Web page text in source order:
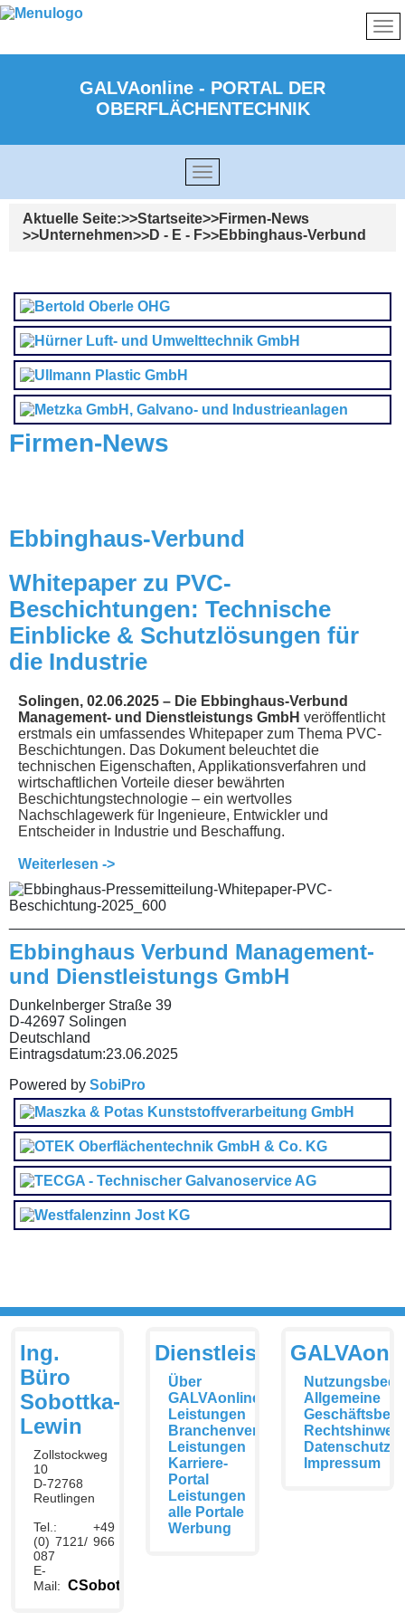
GALVAonline - PORTAL DER
OBERFLÄCHENTECHNIK
Aktuelle Seite: Startseite
Firmen-News
Unternehmen
D - E - F Ebbinghaus-Verbund
Firmen-News
Ebbinghaus-Verbund
Whitepaper zu PVC-
Beschichtungen: Technische
Einblicke & Schutzlösungen für
die Industrie
Solingen, 02.06.2025 – Die Ebbinghaus-Verbund
Management- und Dienstleistungs GmbH veröffentlicht
erstmals ein umfassendes Whitepaper zum Thema PVC-
Beschichtungen. Das Dokument beleuchtet die
technischen Eigenschaften, Applikationsverfahren und
wirtschaftlichen Vorteile dieser bewährten
Beschichtungstechnologie – ein wertvolles
Nachschlagewerk für Ingenieure, Entwickler und
Entscheider in Industrie und Beschaffung.
Weiterlesen ->
Ebbinghaus Verbund Management-
und Dienstleistungs GmbH
Dunkelnberger Straße 39
D-42697 Solingen
Deutschland
Eintragsdatum:23.06.2025
Powered by SobiPro
Ing.
Büro
Sobottka-
Lewin
Zollstockweg
10
D-72768
Reutlingen
Tel.: +49
(0) 7121/ 966
087
E-
Mail: CSobottka@galvaonline.de
Dienstleistungen
Über
GALVAonline
Leistungen
Branchenverzeichnis
Leistungen
Karriere-
Portal
Leistungen
alle Portale
Werbung
Allgemeine
Impressum